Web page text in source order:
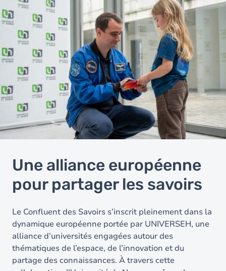
Une alliance européenne
pour partager les savoirs
Le Confluent des Savoirs s’inscrit pleinement dans la
dynamique européenne portée par UNIVERSEH, une
alliance d’universités engagées autour des
thématiques de l’espace, de l’innovation et du
partage des connaissances. À travers cette